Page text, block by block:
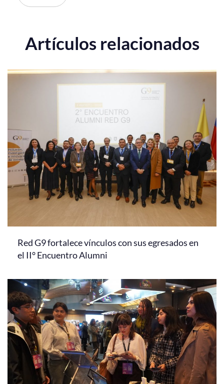
Artículos relacionados
Red G9 fortalece vínculos con sus egresados en
el II° Encuentro Alumni